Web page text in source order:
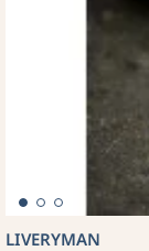
LIVERYMAN